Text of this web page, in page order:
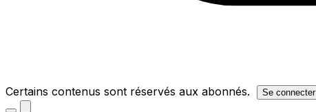
Certains contenus sont réservés aux abonnés. Se connecter